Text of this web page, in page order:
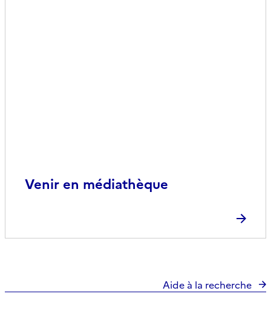
Venir en médiathèque
Aide à la recherche